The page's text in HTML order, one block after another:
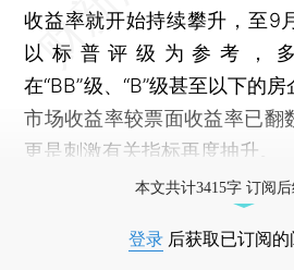
收益率就开始持续攀升，至9
以标普评级为参考，
在“BB”级、“B”级甚至以下的
市场收益率较票面收益率已翻
更是刺激有关指标再度抽升。
本文共计3415字 订阅
登录 后获取已订阅